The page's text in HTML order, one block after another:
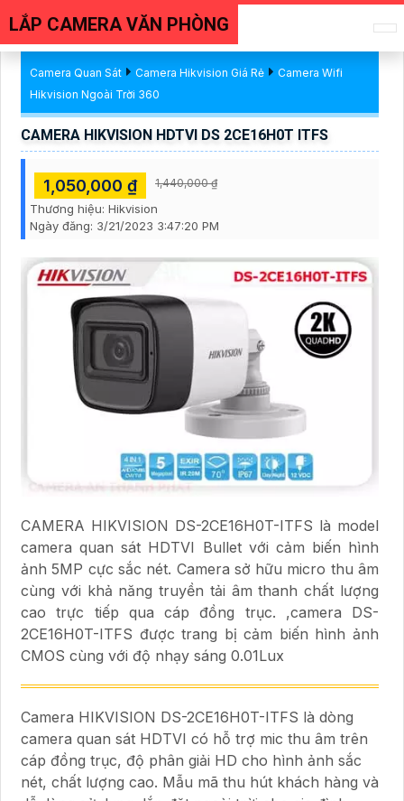
LẮP CAMERA VĂN PHÒNG
Camera Quan Sát Camera Hikvision Giá Rẻ
Camera Wifi
Hikvision Ngoài Trời 360
CAMERA HIKVISION HDTVI DS 2CE16H0T ITFS
1,050,000 ₫ 1,440,000 ₫
Thương hiệu: Hikvision
Ngày đăng: 3/21/2023 3:47:20 PM
CAMERA HIKVISION DS-2CE16H0T-ITFS là model
camera quan sát HDTVI Bullet với cảm biến hình
ảnh 5MP cực sắc nét. Camera sở hữu micro thu âm
cùng với khả năng truyền tải âm thanh chất lượng
cao trực tiếp qua cáp đồng trục. ,camera DS-
2CE16H0T-ITFS được trang bị cảm biến hình ảnh
CMOS cùng với độ nhạy sáng 0.01Lux
Camera HIKVISION DS-2CE16H0T-ITFS là dòng
camera quan sát HDTVI có hỗ trợ mic thu âm trên
cáp đồng trục, độ phân giải HD cho hình ảnh sắc
nét, chất lượng cao. Mẫu mã thu hút khách hàng và